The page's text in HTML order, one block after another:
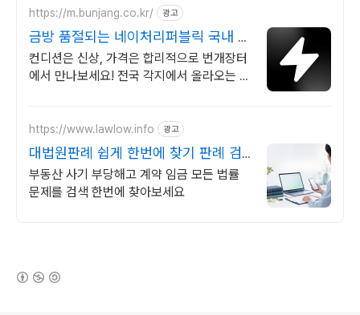
https://m.bunjang.co.kr/ 광고
금방 품절되는 네이처리퍼블릭 국내 최
대 브랜드 중고거래
컨디션은 신상, 가격은 합리적으로 번개장터
에서 만나보세요! 전국 각지에서 올라오는 전
https://www.lawlow.info 광고
대법원판례 쉽게 한번에 찾기 판례 검
색도 AI가 똑똑하게
부동산 사기 부당해고 계약 임금 모든 법률
문제를 검색 한번에 찾아보세요